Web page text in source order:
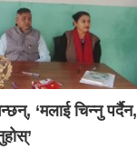
‘मलाई चिन्नु पर्दैन,